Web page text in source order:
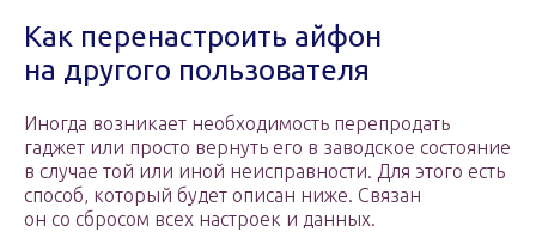
Как перенастроить айфон
на другого пользователя
Иногда возникает необходимость перепродать
гаджет или просто вернуть его в заводское состояние
в случае той или иной неисправности. Для этого есть
способ, который будет описан ниже. Связан
он со сбросом всех настроек и данных.